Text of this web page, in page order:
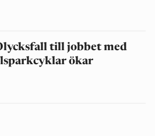
till jobbet med
ökar